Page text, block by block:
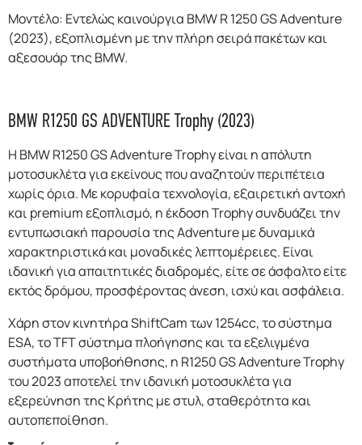
Μοντέλο: Εντελώς καινούργια BMW R 1250 GS Adventure
(2023), εξοπλισμένη με την πλήρη σειρά πακέτων και
αξεσουάρ της BMW.
BMW R1250 GS ADVENTURE Trophy (2023)
Η BMW R1250 GS Adventure Trophy είναι η απόλυτη
μοτοσυκλέτα για εκείνους που αναζητούν περιπέτεια
χωρίς όρια. Με κορυφαία τεχνολογία, εξαιρετική αντοχή
και premium εξοπλισμό, η έκδοση Trophy συνδυάζει την
εντυπωσιακή παρουσία της Adventure με δυναμικά
χαρακτηριστικά και μοναδικές λεπτομέρειες. Είναι
ιδανική για απαιτητικές διαδρομές, είτε σε άσφαλτο είτε
εκτός δρόμου, προσφέροντας άνεση, ισχύ και ασφάλεια.
Χάρη στον κινητήρα ShiftCam των 1254cc, το σύστημα
ESA, το TFT σύστημα πλοήγησης και τα εξελιγμένα
συστήματα υποβοήθησης, η R1250 GS Adventure Trophy
του 2023 αποτελεί την ιδανική μοτοσυκλέτα για
εξερεύνηση της Κρήτης με στυλ, σταθερότητα και
αυτοπεποίθηση.